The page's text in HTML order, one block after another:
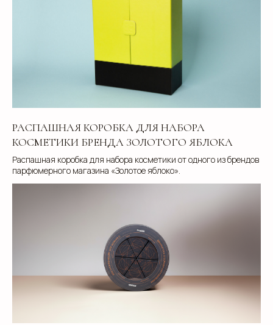
РАСПАШНАЯ КОРОБКА ДЛЯ НАБОРА
КОСМЕТИКИ БРЕНДА ЗОЛОТОГО ЯБЛОКА
Распашная коробка для набора косметики от одного из брендов
парфюмерного магазина «Золотое яблоко».
Использование файлов куки